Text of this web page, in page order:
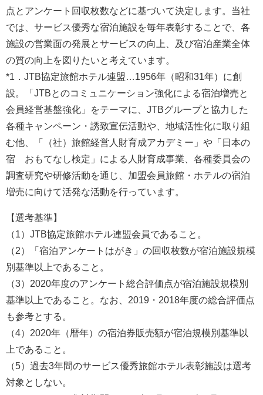
点とアンケート回収枚数などに基づいて決定します。当社
では、サービス優秀な宿泊施設を毎年表彰することで、各
施設の営業面の発展とサービスの向上、及び宿泊産業全体
の質の向上を図りたいと考えています。
*1．JTB協定旅館ホテル連盟…1956年（昭和31年）に創
設。「JTBとのコミュニケーション強化による宿泊増売と
会員経営基盤強化」をテーマに、JTBグループと協力した
各種キャンペーン・誘致宣伝活動や、地域活性化に取り組
む他、「（社）旅館経営人財育成アカデミー」や「日本の
宿 おもてなし検定」による人財育成事業、各種委員会の
調査研究や研修活動を通じ、加盟会員旅館・ホテルの宿泊
増売に向けて活発な活動を行っています。
【選考基準】
（1）JTB協定旅館ホテル連盟会員であること。
（2）「宿泊アンケートはがき」の回収枚数が宿泊施設規模
別基準以上であること。
（3）2020年度のアンケート総合評価点が宿泊施設規模別
基準以上であること。なお、2019・2018年度の総合評価点
も参考とする。
（4）2020年（暦年）の宿泊券販売額が宿泊規模別基準以
上であること。
（5）過去3年間のサービス優秀旅館ホテル表彰施設は選考
対象としない。